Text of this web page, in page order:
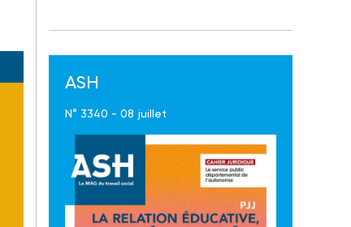
ASH
N° 3340 - 08 juillet